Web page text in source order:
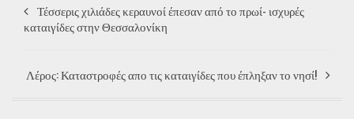
Τέσσερις χιλιάδες κεραυνοί έπεσαν από το πρωί- ισχυρές
καταιγίδες στην Θεσσαλονίκη
Λέρος: Καταστροφές απο τις καταιγίδες που έπληξαν το νησί!